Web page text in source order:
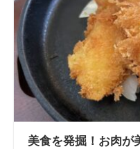
美食を発掘！お肉が